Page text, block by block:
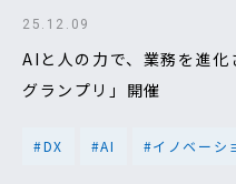
25.12.09
AIと人の力で、業務を進
グランプリ」開催
#DX #AI #イノベーシ